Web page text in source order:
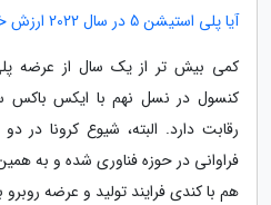
آیا پلی استیشن 5 در سال 2022 ارزش خرید دارد؟
کنسول در نسل نهم با ایکس
رقابت دارد. البته، شیوع کرونا در
فراوانی در حوزه فناوری شده و به
هم با کندی فرایند تولید و عرضه